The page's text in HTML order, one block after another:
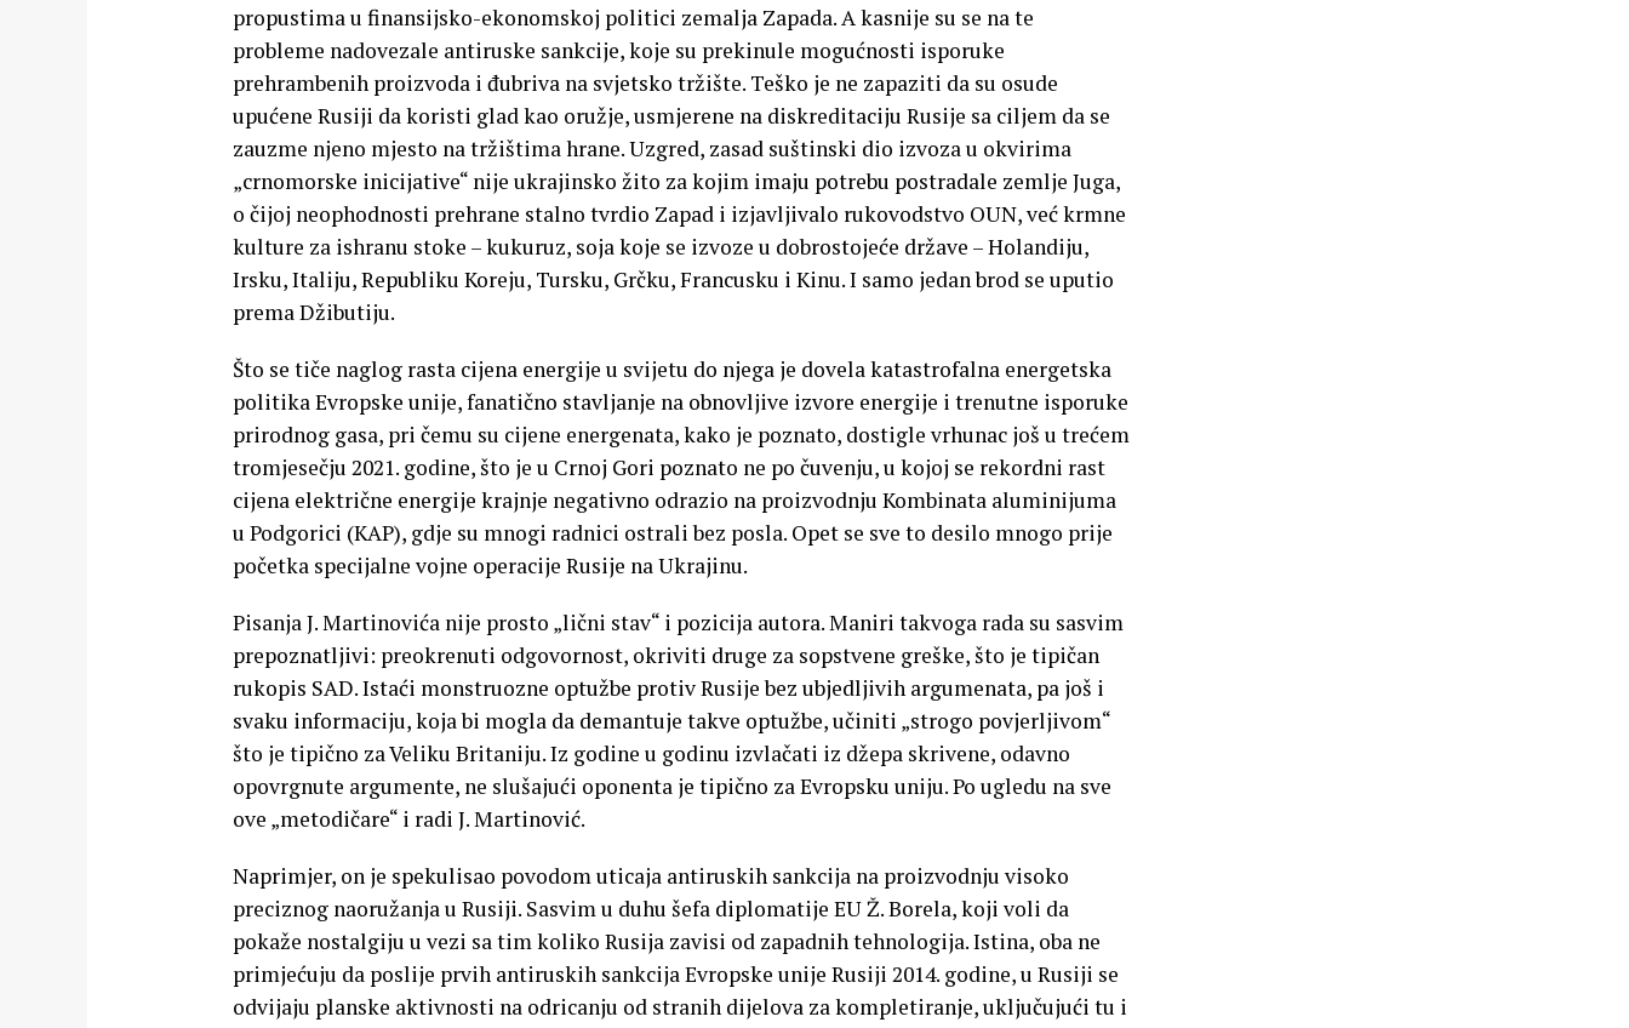
propustima u finansijsko-ekonomskoj politici zemalja Zapada. A kasnije su se na te
probleme nadovezale antiruske sankcije, koje su prekinule mogućnosti isporuke
prehrambenih proizvoda i đubriva na svjetsko tržište. Teško je ne zapaziti da su osude
upućene Rusiji da koristi glad kao oružje, usmjerene na diskreditaciju Rusije sa ciljem da se
zauzme njeno mjesto na tržištima hrane. Uzgred, zasad suštinski dio izvoza u okvirima
„crnomorske inicijative“ nije ukrajinsko žito za kojim imaju potrebu postradale zemlje Juga,
o čijoj neophodnosti prehrane stalno tvrdio Zapad i izjavljivalo rukovodstvo OUN, već krmne
kulture za ishranu stoke – kukuruz, soja koje se izvoze u dobrostojeće države – Holandiju,
Irsku, Italiju, Republiku Koreju, Tursku, Grčku, Francusku i Kinu. I samo jedan brod se uputio
prema Džibutiju.
Što se tiče naglog rasta cijena energije u svijetu do njega je dovela katastrofalna energetska
politika Evropske unije, fanatično stavljanje na obnovljive izvore energije i trenutne isporuke
prirodnog gasa, pri čemu su cijene energenata, kako je poznato, dostigle vrhunac još u trećem
tromjesečju 2021. godine, što je u Crnoj Gori poznato ne po čuvenju, u kojoj se rekordni rast
cijena električne energije krajnje negativno odrazio na proizvodnju Kombinata aluminijuma
u Podgorici (KAP), gdje su mnogi radnici ostrali bez posla. Opet se sve to desilo mnogo prije
početka specijalne vojne operacije Rusije na Ukrajinu.
Pisanja J. Martinovića nije prosto „lični stav“ i pozicija autora. Maniri takvoga rada su sasvim
prepoznatljivi: preokrenuti odgovornost, okriviti druge za sopstvene greške, što je tipičan
rukopis SAD. Istaći monstruozne optužbe protiv Rusije bez ubjedljivih argumenata, pa još i
svaku informaciju, koja bi mogla da demantuje takve optužbe, učiniti „strogo povjerljivom“
što je tipično za Veliku Britaniju. Iz godine u godinu izvlačati iz džepa skrivene, odavno
opovrgnute argumente, ne slušajući oponenta je tipično za Evropsku uniju. Po ugledu na sve
ove „metodičare“ i radi J. Martinović.
Naprimjer, on je spekulisao povodom uticaja antiruskih sankcija na proizvodnju visoko
preciznog naoružanja u Rusiji. Sasvim u duhu šefa diplomatije EU Ž. Borela, koji voli da
pokaže nostalgiju u vezi sa tim koliko Rusija zavisi od zapadnih tehnologija. Istina, oba ne
primjećuju da poslije prvih antiruskih sankcija Evropske unije Rusiji 2014. godine, u Rusiji se
odvijaju planske aktivnosti na odricanju od stranih dijelova za kompletiranje, uključujući tu i